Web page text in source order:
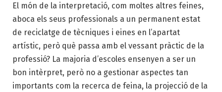
El món de la interpretació, com moltes altres feines,
aboca els seus professionals a un permanent estat
de reciclatge de tècniques i eines en l’apartat
artístic, però què passa amb el vessant pràctic de la
professió? La majoria d’escoles ensenyen a ser un
bon intèrpret, però no a gestionar aspectes tan
importants com la recerca de feina, la projecció de la